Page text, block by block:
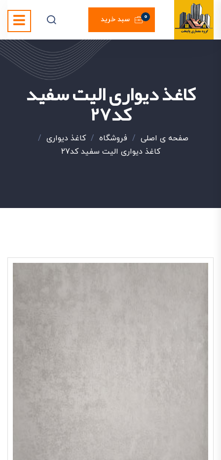
سبد خرید 0
کاغذ دیواری الیت سفید
کد27
صفحه ی اصلی / فروشگاه /کاغذ دیواری /
کاغذ دیواری الیت سفید کد27